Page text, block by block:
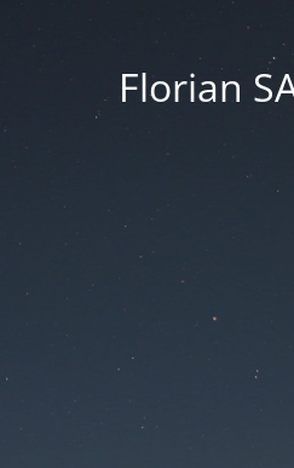
Florian